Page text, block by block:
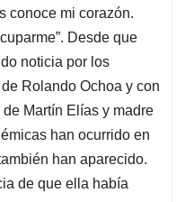
conoce mi corazón.
Desde que
noticia por los
Rolando Ochoa y con
Martín Elías y madre
han ocurrido en
han aparecido.
de que ella había